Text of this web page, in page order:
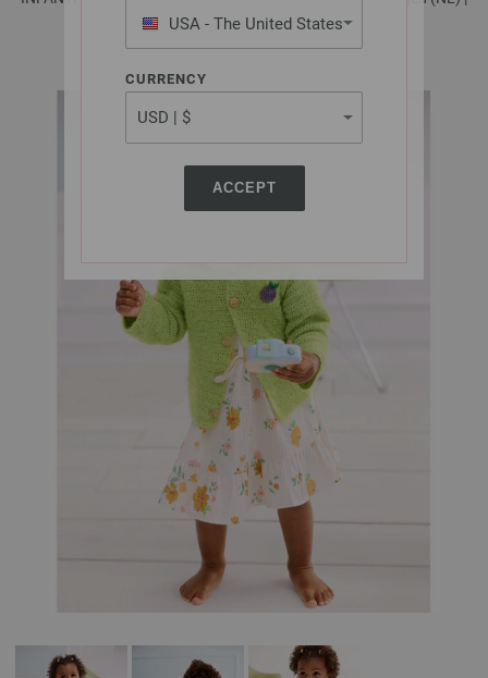
USA - The United States
of America
CURRENCY
ACCEPT
Patroon 47